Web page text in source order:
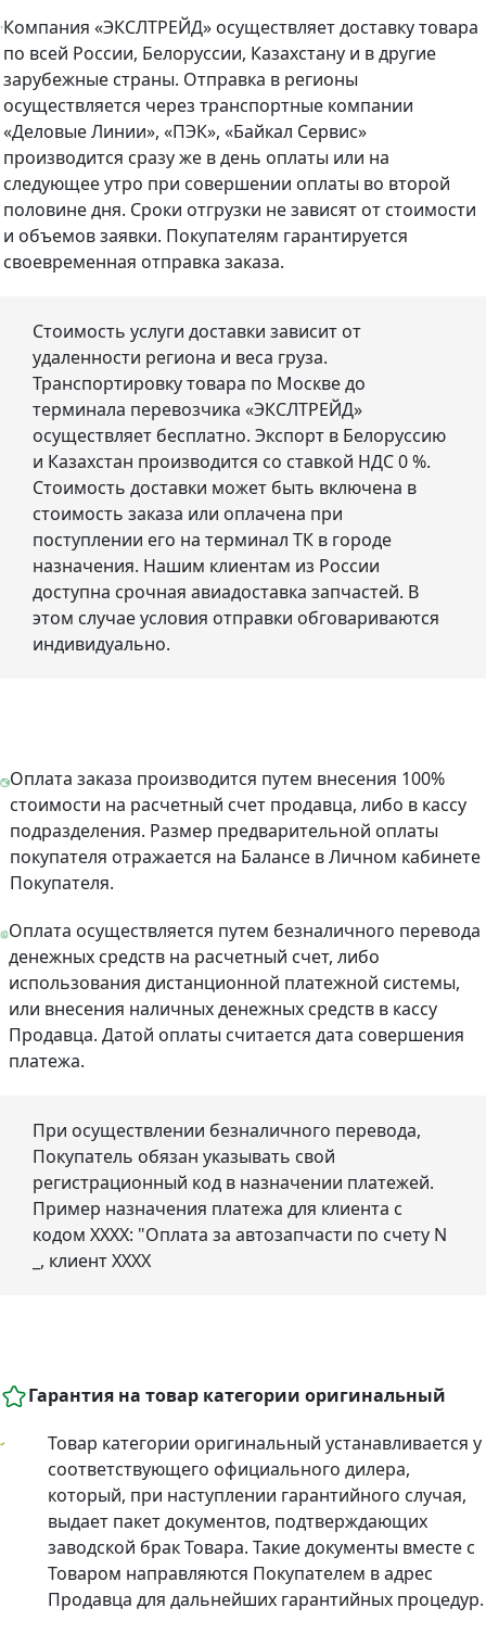
Компания «ЭКСЛТРЕЙД» осуществляет доставку товара
по всей России, Белоруссии, Казахстану и в другие
зарубежные страны. Отправка в регионы
осуществляется через транспортные компании
«Деловые Линии», «ПЭК», «Байкал Сервис»
производится сразу же в день оплаты или на
следующее утро при совершении оплаты во второй
половине дня. Сроки отгрузки не зависят от стоимости
и объемов заявки. Покупателям гарантируется
своевременная отправка заказа.
Стоимость услуги доставки зависит от
удаленности региона и веса груза.
Транспортировку товара по Москве до
терминала перевозчика «ЭКСЛТРЕЙД»
осуществляет бесплатно. Экспорт в Белоруссию
и Казахстан производится со ставкой НДС 0 %.
Стоимость доставки может быть включена в
стоимость заказа или оплачена при
поступлении его на терминал ТК в городе
назначения. Нашим клиентам из России
доступна срочная авиадоставка запчастей. В
этом случае условия отправки обговариваются
индивидуально.
Оплата заказа производится путем внесения 100%
стоимости на расчетный счет продавца, либо в кассу
подразделения. Размер предварительной оплаты
покупателя отражается на Балансе в Личном кабинете
Покупателя.
Оплата осуществляется путем безналичного перевода
денежных средств на расчетный счет, либо
использования дистанционной платежной системы,
или внесения наличных денежных средств в кассу
Продавца. Датой оплаты считается дата совершения
платежа.
При осуществлении безналичного перевода,
Покупатель обязан указывать свой
регистрационный код в назначении платежей.
Пример назначения платежа для клиента с
кодом ХХХХ: "Оплата за автозапчасти по счету N
_, клиент ХХХХ
Гарантия на товар категории оригинальный
Товар категории оригинальный устанавливается у
соответствующего официального дилера,
который, при наступлении гарантийного случая,
выдает пакет документов, подтверждающих
заводской брак Товара. Такие документы вместе с
Товаром направляются Покупателем в адрес
Продавца для дальнейших гарантийных процедур.